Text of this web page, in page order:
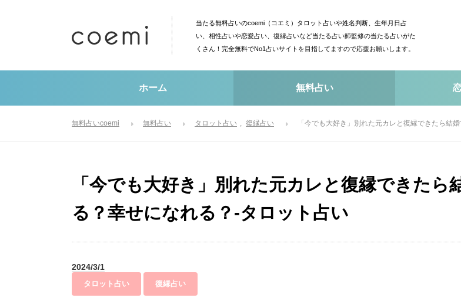
当たる無料占いのcoemi（コエミ）タロット占いや姓名判断、生年月日占
い、相性占いや恋愛占い、復縁占いなど当たる占い師監修の当たる占いがた
くさん！完全無料でNo1占いサイトを目指してますので応援お願いします。
ホーム 無料占い
無料占いcoemi 無料占い タロット占い 復縁占い 「今でも大好き」別れた元カレと復縁できたら結
「今でも大好き」別れた元カレと復縁できたら
る？幸せになれる？-タロット占い
2024/3/1
タロット占い 復縁占い